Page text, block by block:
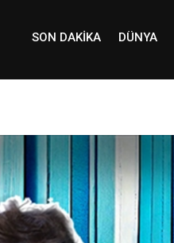
SON DAKIKA DÜNYA